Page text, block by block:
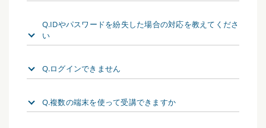
Q.IDやパスワードを紛失した場合の対応を教えてくださ
い
Q.ログインできません
Q.複数の端末を使って受講できますか